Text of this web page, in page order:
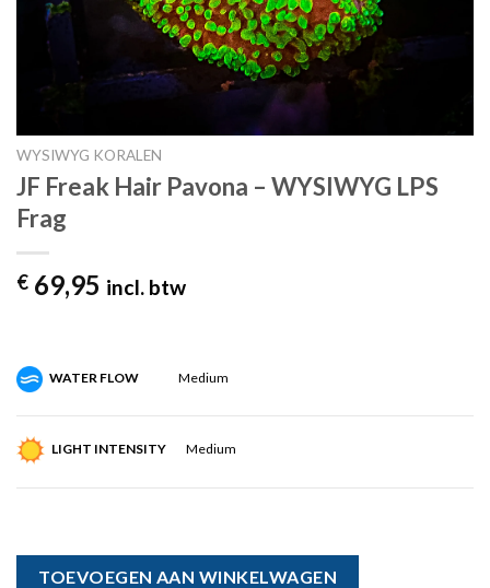
WYSIWYG KORALEN
JF Freak Hair Pavona – WYSIWYG LPS
Frag
€ 69,95 incl. btw
WATER FLOW Medium
LIGHT INTENSITY Medium
TOEVOEGEN AAN WINKELWAGEN